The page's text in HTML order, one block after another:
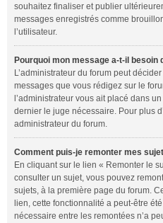
souhaitez finaliser et publier
messages enregistrés comme
l’utilisateur.
Pourquoi mon message a-t-il besoin
L’administrateur du forum peut
messages que vous rédigez sur le
l’administrateur vous ait placé dans
dernier le juge nécessaire. Pour plus
administrateur du forum.
Comment puis-je remonter mes
En cliquant sur le lien « Remonter le
consulter un sujet, vous pouvez
sujets, à la première page du forum.
lien, cette fonctionnalité a peut-être
nécessaire entre les remontées n’a